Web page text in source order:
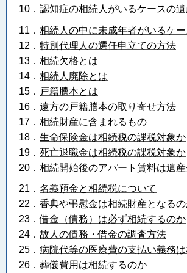
10． 認知症の相続人がいるケースの遺
11． 相続人の中に未成年者がいるケ
12． 特別代理人の選任申立ての方法
13． 相続欠格とは
14． 相続人廃除とは
15． 戸籍謄本とは
16． 遠方の戸籍謄本の取り寄せ方法
17． 相続財産に含まれるもの
18 ． 生命保険金は相続税の課税対象か
19． 死亡退職金は相続税の課税対象か
20． 相続開始後のアパート賃料は遺
21． 名義預金と相続税について
22． 香典や弔慰金は相続財産となる
23．借金（債務）は必ず相続するのか
24． 故人の債務・借金の調査方法
25． 病院代等の医療費の支払い義務
26． 葬儀費用は相続するのか